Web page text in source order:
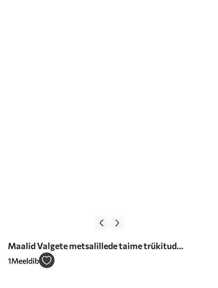
Maalid Valgete metsalillede taime trükitud
tekstuur Nr s38925
1Meeldib